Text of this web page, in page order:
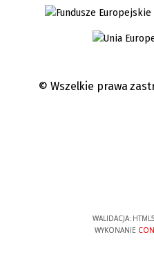
© Wszelkie prawa
WALIDACJA: HTML5
WYKONANIE